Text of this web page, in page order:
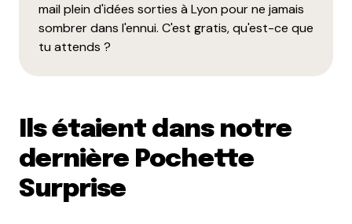
mail plein d'idées sorties à Lyon pour ne jamais
sombrer dans l'ennui. C'est gratis, qu'est-ce que
tu attends ?
Ils étaient dans notre
dernière Pochette
Surprise